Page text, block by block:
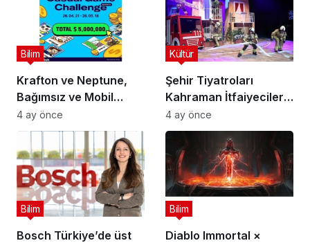
Krafton ve Neptune,
Bağımsız ve Mobil
Oyun Geliştiricileri İçin
5 Milyon Dolarlık
Küresel Oyun
Yarışmasını Başlattı
Bilim
4 ay önce
Şehir Tiyatroları
Kahraman İtfaiyecilerin
Hikayesini “İtfaiyecinin
Sırrı” Oyunuyla
Anlatıyor
Kültür
4 ay önce
Bosch Türkiye’de üst
Bilim
Diablo Immortal ×
Bilim